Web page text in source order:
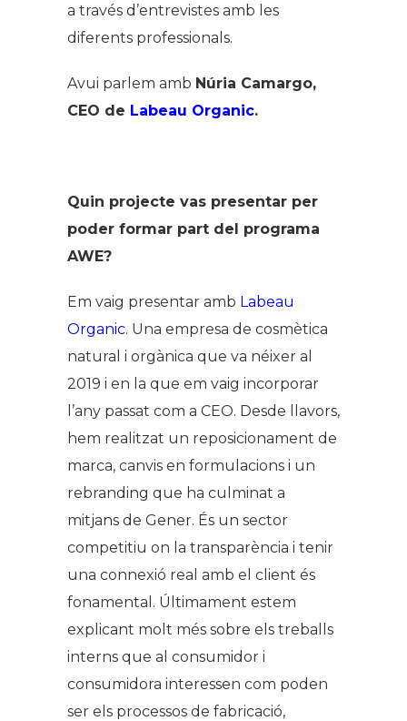
a través d’entrevistes amb les
diferents professionals.
Avui parlem amb Núria Camargo,
CEO de Labeau Organic.
Quin projecte vas presentar per
poder formar part del programa
AWE?
Em vaig presentar amb Labeau
Organic. Una empresa de cosmètica
natural i orgànica que va néixer al
2019 i en la que em vaig incorporar
l’any passat com a CEO. Desde llavors,
hem realitzat un reposicionament de
marca, canvis en formulacions i un
rebranding que ha culminat a
mitjans de Gener. És un sector
competitiu on la transparència i tenir
una connexió real amb el client és
fonamental. Últimament estem
explicant molt més sobre els treballs
interns que al consumidor i
consumidora interessen com poden
ser els processos de fabricació,